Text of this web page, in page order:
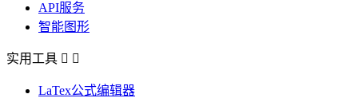
API服务
智能图形
实用工具  
LaTex公式编辑器